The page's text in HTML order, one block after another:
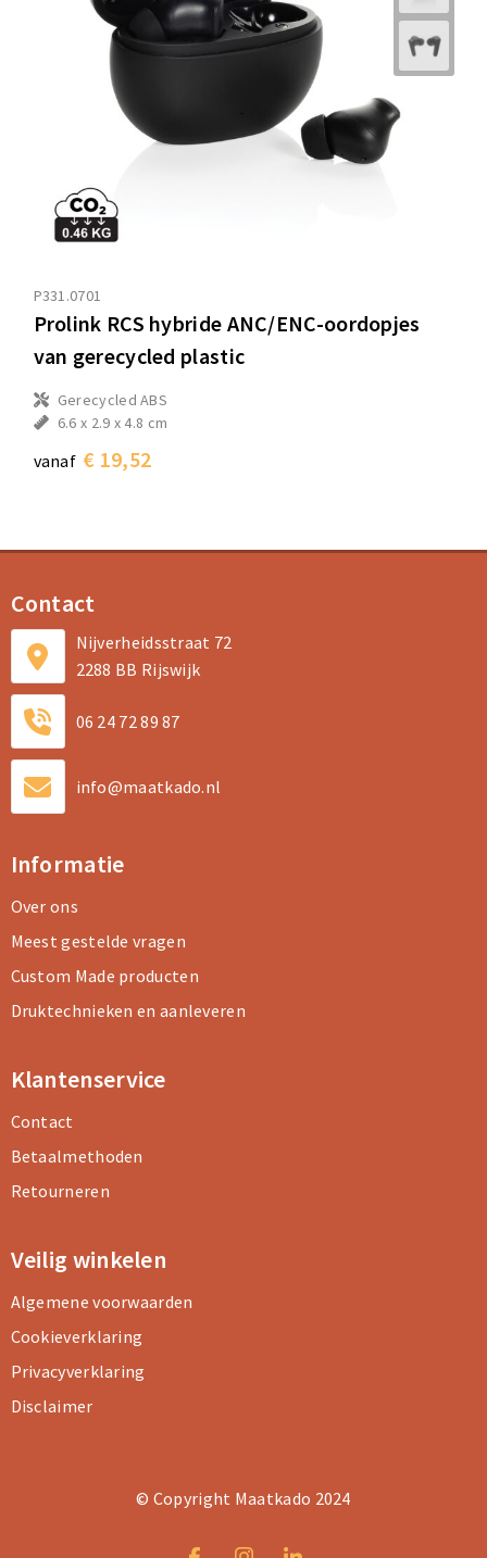
P331.0701
Prolink RCS hybride ANC/ENC-oordopjes
van gerecycled plastic
Gerecycled ABS
6.6 x 2.9 x 4.8 cm
vanaf € 19,52
Contact
Nijverheidsstraat 72
2288 BB Rijswijk
06 24 72 89 87
info@maatkado.nl
Informatie
Over ons
Meest gestelde vragen
Custom Made producten
Druktechnieken en aanleveren
Klantenservice
Contact
Betaalmethoden
Retourneren
Veilig winkelen
Algemene voorwaarden
Cookieverklaring
Privacyverklaring
Disclaimer
© Copyright Maatkado 2024